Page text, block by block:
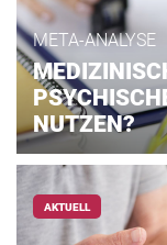
META-ANALYSE
NUTZEN?
AKTUELL